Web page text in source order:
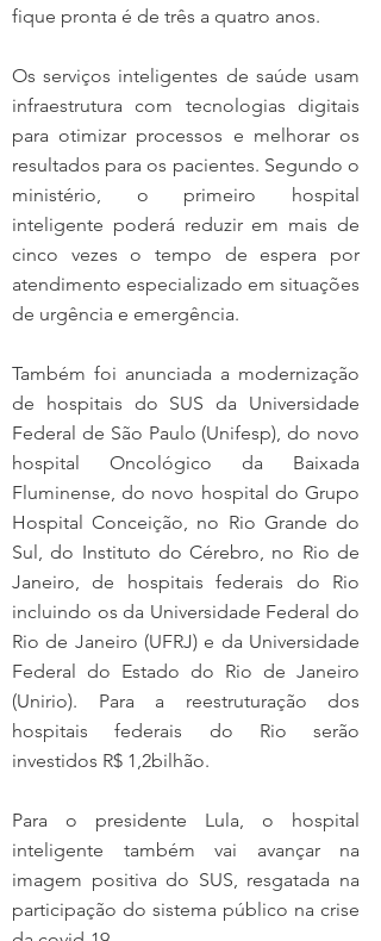
fique pronta é de três a quatro anos.
Os serviços inteligentes de saúde usam
infraestrutura com tecnologias digitais
para otimizar processos e melhorar os
resultados para os pacientes. Segundo o
ministério, o primeiro hospital
inteligente poderá reduzir em mais de
cinco vezes o tempo de espera por
atendimento especializado em situações
de urgência e emergência.
Também foi anunciada a modernização
de hospitais do SUS da Universidade
Federal de São Paulo (Unifesp), do novo
hospital Oncológico da Baixada
Fluminense, do novo hospital do Grupo
Hospital Conceição, no Rio Grande do
Sul, do Instituto do Cérebro, no Rio de
Janeiro, de hospitais federais do Rio
incluindo os da Universidade Federal do
Rio de Janeiro (UFRJ) e da Universidade
Federal do Estado do Rio de Janeiro
(Unirio). Para a reestruturação dos
hospitais federais do Rio serão
investidos R$ 1,2bilhão.
Para o presidente Lula, o hospital
inteligente também vai avançar na
imagem positiva do SUS, resgatada na
participação do sistema público na crise